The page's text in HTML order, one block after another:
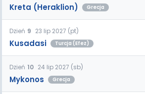
Kreta (Heraklion) Grecja
Dzień 9 23 lip 2027 (pt)
Kusadasi Turcja (Efez)
Dzień 10 24 lip 2027 (sb)
Mykonos Grecja